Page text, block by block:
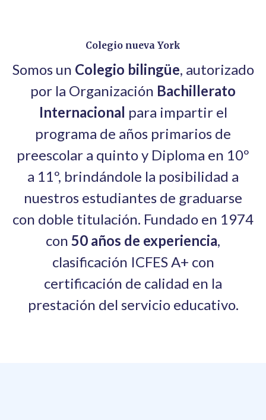
Colegio nueva York
Somos un Colegio bilingüe, autorizado
por la Organización Bachillerato
Internacional para impartir el
programa de años primarios de
preescolar a quinto y Diploma en 10º
a 11º, brindándole la posibilidad a
nuestros estudiantes de graduarse
con doble titulación. Fundado en 1974
con 50 años de experiencia,
clasificación ICFES A+ con
certificación de calidad en la
prestación del servicio educativo.